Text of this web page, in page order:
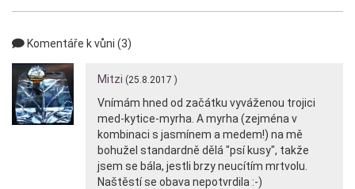
Komentáře k vůni (3)
Mitzi (25.8.2017 )
Vnímám hned od začátku vyváženou trojici
med-kytice-myrha. A myrha (zejména v
kombinaci s jasmínem a medem!) na mě
bohužel standardně dělá "psí kusy", takže
jsem se bála, jestli brzy neucítím mrtvolu.
Naštěstí se obava nepotvrdila :-)